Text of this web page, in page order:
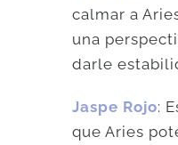
calmar a
una
darle
Jaspe Rojo:
que Aries